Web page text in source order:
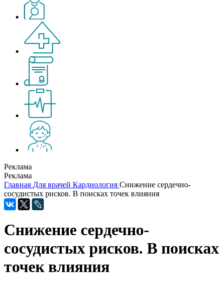
Реклама
Реклама
Главная Для врачей Кардиология Снижение сердечно-
сосудистых рисков. В поисках точек влияния
Снижение сердечно-
сосудистых рисков. В поисках
точек влияния